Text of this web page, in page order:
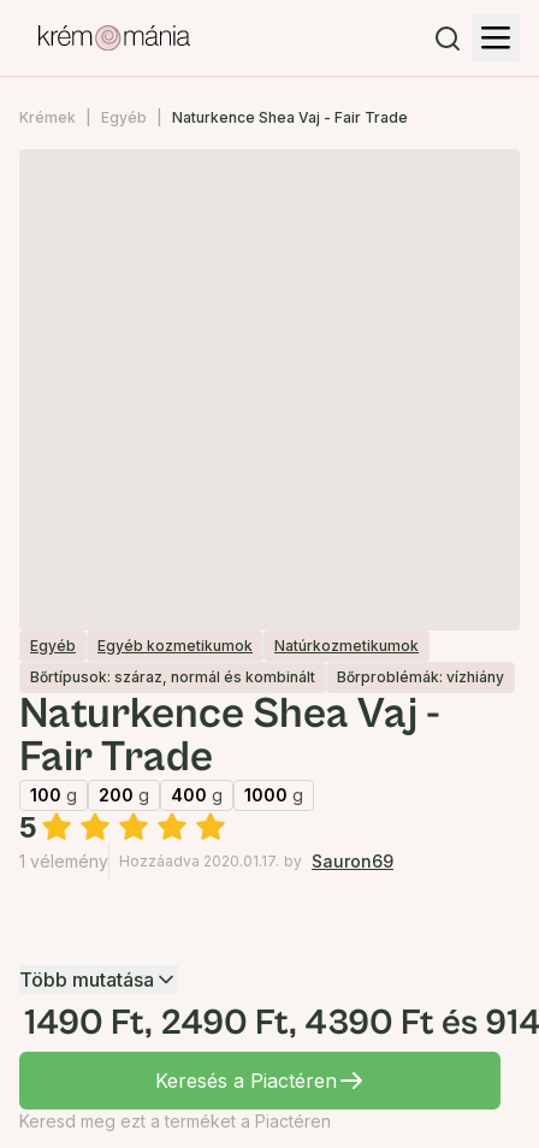
Krémek Egyéb Naturkence Shea Vaj - Fair Trade
Egyéb Egyéb kozmetikumok
Natúrkozmetikumok
Bőrtípusok: száraz, normál és kombinált
Bőrproblémák: vízhiány
Naturkence Shea Vaj -
Fair Trade
100 g 200 g 400 g 1000 g
5
1 vélemény Hozzáadva 2020.01.17. by Sauron69
Több mutatása
1490 Ft, 2490 Ft, 4390 Ft és
Keresés a Piactéren
Keresd meg ezt a terméket a Piactéren